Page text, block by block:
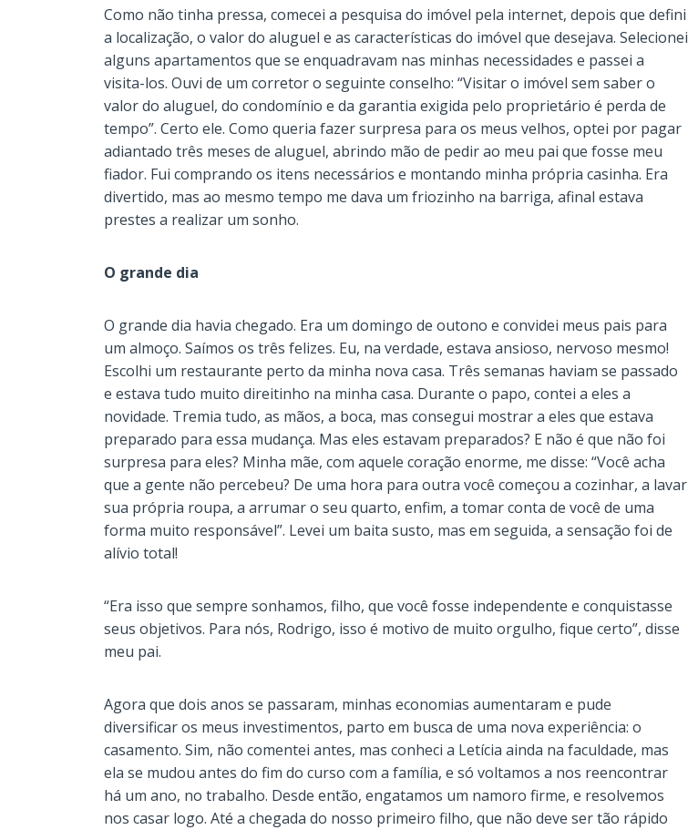
Como não tinha pressa, comecei a pesquisa do imóvel pela internet, depois que defini
a localização, o valor do aluguel e as características do imóvel que desejava. Selecionei
alguns apartamentos que se enquadravam nas minhas necessidades e passei a
visita-los. Ouvi de um corretor o seguinte conselho: “Visitar o imóvel sem saber o
valor do aluguel, do condomínio e da garantia exigida pelo proprietário é perda de
tempo”. Certo ele. Como queria fazer surpresa para os meus velhos, optei por pagar
adiantado três meses de aluguel, abrindo mão de pedir ao meu pai que fosse meu
fiador. Fui comprando os itens necessários e montando minha própria casinha. Era
divertido, mas ao mesmo tempo me dava um friozinho na barriga, afinal estava
prestes a realizar um sonho.
O grande dia
O grande dia havia chegado. Era um domingo de outono e convidei meus pais para
um almoço. Saímos os três felizes. Eu, na verdade, estava ansioso, nervoso mesmo!
Escolhi um restaurante perto da minha nova casa. Três semanas haviam se passado
e estava tudo muito direitinho na minha casa. Durante o papo, contei a eles a
novidade. Tremia tudo, as mãos, a boca, mas consegui mostrar a eles que estava
preparado para essa mudança. Mas eles estavam preparados? E não é que não foi
surpresa para eles? Minha mãe, com aquele coração enorme, me disse: “Você acha
que a gente não percebeu? De uma hora para outra você começou a cozinhar, a lavar
sua própria roupa, a arrumar o seu quarto, enfim, a tomar conta de você de uma
forma muito responsável”. Levei um baita susto, mas em seguida, a sensação foi de
alívio total!
“Era isso que sempre sonhamos, filho, que você fosse independente e conquistasse
seus objetivos. Para nós, Rodrigo, isso é motivo de muito orgulho, fique certo”, disse
meu pai.
Agora que dois anos se passaram, minhas economias aumentaram e pude
diversificar os meus investimentos, parto em busca de uma nova experiência: o
casamento. Sim, não comentei antes, mas conheci a Letícia ainda na faculdade, mas
ela se mudou antes do fim do curso com a família, e só voltamos a nos reencontrar
há um ano, no trabalho. Desde então, engatamos um namoro firme, e resolvemos
nos casar logo. Até a chegada do nosso primeiro filho, que não deve ser tão rápido